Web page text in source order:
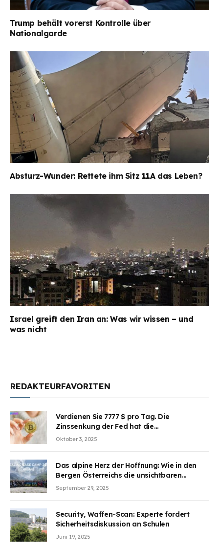
Trump behält vorerst Kontrolle über
Nationalgarde
Absturz-Wunder: Rettete ihm Sitz 11A das Leben?
Israel greift den Iran an: Was wir wissen – und
was nicht
REDAKTEURFAVORITEN
Verdienen Sie 7777 $ pro Tag. Die
Zinssenkung der Fed hat die
Aufmerksamkeit des Marktes erregt.
Oktober 3, 2025
Das alpine Herz der Hoffnung: Wie in den
Bergen Österreichs die unsichtbaren
Wunden des Kriegesheilen
September 29, 2025
Security, Waffen-Scan: Experte fordert
Sicherheitsdiskussion an Schulen
Juni 19, 2025